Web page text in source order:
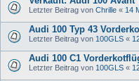
Letzter Beitrag von Chrille « 14
Audi 100 Typ 43
Letzter Beitrag von 100GLS «
Audi 100 C1
Letzter Beitrag von 100GLS «